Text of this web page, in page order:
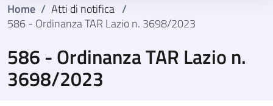
Home / Atti di notifica /
586 - Ordinanza TAR Lazio n. 3698/2023
586 - Ordinanza TAR Lazio n.
3698/2023